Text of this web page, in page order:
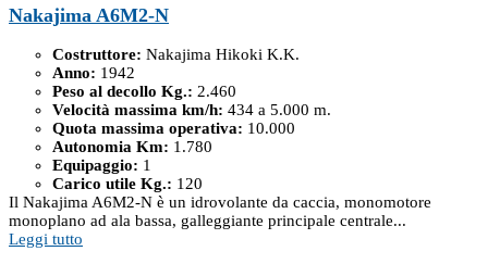
Nakajima A6M2-N
Costruttore: Nakajima Hikoki K.K.
Anno: 1942
Peso al decollo Kg.: 2.460
Velocità massima km/h: 434 a 5.000 m.
Quota massima operativa: 10.000
Autonomia Km: 1.780
Equipaggio: 1
Carico utile Kg.: 120
Il Nakajima A6M2-N è un idrovolante da caccia, monomotore
monoplano ad ala bassa, galleggiante principale centrale...
Leggi tutto